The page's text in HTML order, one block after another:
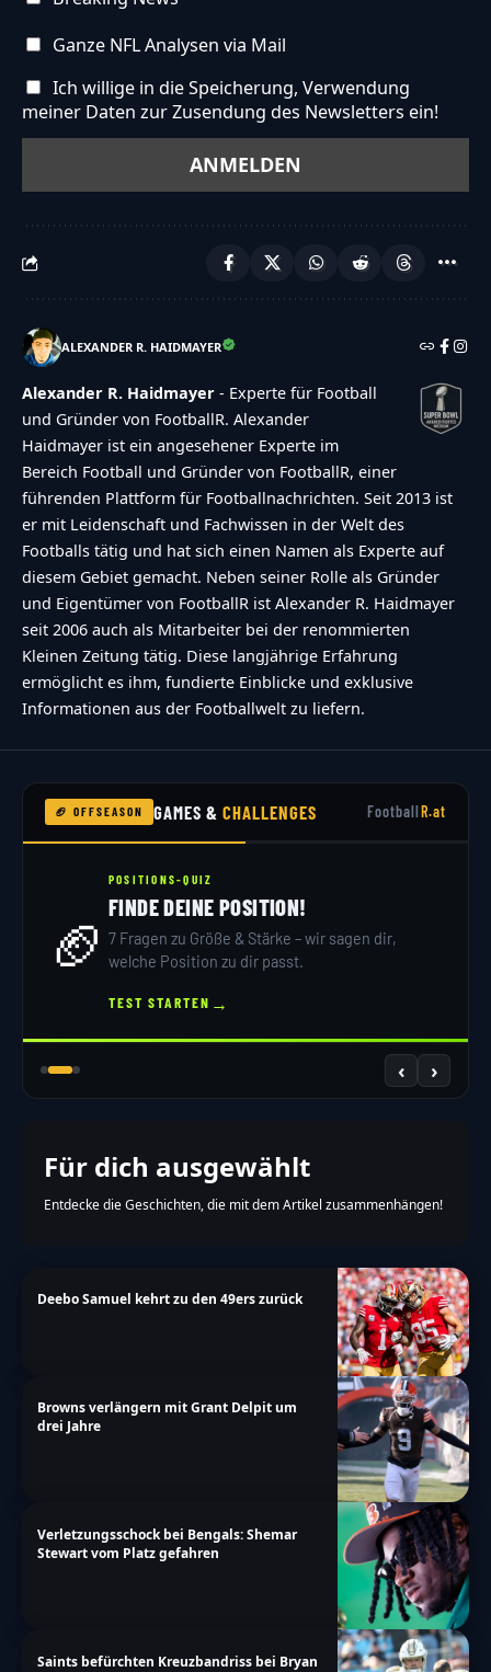
Abstimmen ist bei dieser Umfrage
abgelaufen","poll-not-started":"Diese Umfrage
akzeptiert noch keine Stimmen","already-voted-
on-poll":"TOUCHDOWN!!! Vielen Dank f\u00fcr
deine Teilnahme!","invalid-poll":"Fehler","no-
answers-selected":"Keine Antwort
{min_answers_allowed} Auswahl(en)
maximal {max_answers_allowed} Antworten
w\u00e4hlen.","no-answer-for-other":"No other
answer entered","no-value-for-custom-field":"
{custom_field_name} is required","consent-not-
checked":"You must agree to our terms and
conditions","no-captcha-selected":"Captcha is
required","not-allowed-by-ban":"Abstimmen
nicht m\u00f6glich","not-allowed-by-
block":"Abstimmen nicht m\u00f6glich","not-
allowed-by-limit":"Abstimmen nicht
m\u00f6glich","thank-you":"TOUCHDOWN!!!
Vielen Dank f\u00fcr deine Teilnahme!","too-
{"single-vote":"Stimme","multiple-
votes":"Stimmen","single-
answer":"Antwort","multiple-
a-more\/nfl\/nfl-nimmt-europa-ins-visier10-
teams-spielen-deutschland-london"}
Ganze NFL Analysen via Mail
Ich willige in die Speicherung, Verwendung
meiner Daten zur Zusendung des Newsletters ein!
ALEXANDER R. HAIDMAYER
Alexander R. Haidmayer - Experte für Football
und Gründer von FootballR. Alexander
Haidmayer ist ein angesehener Experte im
Bereich Football und Gründer von FootballR, einer
führenden Plattform für Footballnachrichten. Seit 2013 ist
er mit Leidenschaft und Fachwissen in der Welt des
Footballs tätig und hat sich einen Namen als Experte auf
diesem Gebiet gemacht. Neben seiner Rolle als Gründer
und Eigentümer von FootballR ist Alexander R. Haidmayer
seit 2006 auch als Mitarbeiter bei der renommierten
Kleinen Zeitung tätig. Diese langjährige Erfahrung
ermöglicht es ihm, fundierte Einblicke und exklusive
Informationen aus der Footballwelt zu liefern.
🏈 OFFSEASON GAMES &CHALLENGES FootballR.at
🏈
POSITIONS-QUIZ
FINDE DEINE POSITION!
7 Fragen zu Größe & Stärke – wir sagen dir,
welche Position zu dir passt.
TEST STARTEN →
‹ ›
Für dich ausgewählt
Entdecke die Geschichten, die mit dem Artikel zusammenhängen!
Deebo Samuel kehrt zu den 49ers zurück
Browns verlängern mit Grant Delpit um
drei Jahre
Verletzungsschock bei Bengals: Shemar
Stewart vom Platz gefahren
Saints befürchten Kreuzbandriss bei Bryan